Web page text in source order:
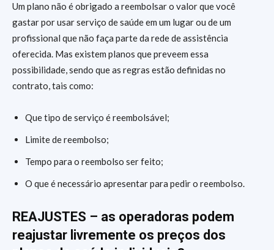
Um plano não é obrigado a reembolsar o valor que você
gastar por usar serviço de saúde em um lugar ou de um
profissional que não faça parte da rede de assistência
oferecida. Mas existem planos que preveem essa
possibilidade, sendo que as regras estão definidas no
contrato, tais como:
Que tipo de serviço é reembolsável;
Limite de reembolso;
Tempo para o reembolso ser feito;
O que é necessário apresentar para pedir o reembolso.
REAJUSTES – as operadoras podem
reajustar livremente os preços dos